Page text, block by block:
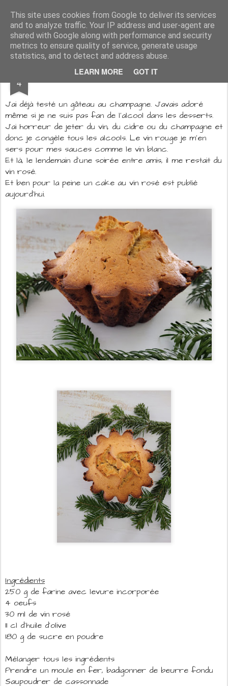
This site uses cookies from Google to deliver its services
and to analyze traffic. Your IP address and user-agent are
shared with Google along with performance and security
metrics to ensure quality of service, generate usage
statistics, and to detect and address abuse.
LEARN MORE GOT IT
Aux papilles by Virginie
4 Cake au vin rosé
J'ai déjà testé un gâteau au champagne. J'avais adoré
même si je ne suis pas fan de l'alcool dans les desserts.
J'ai horreur de jeter du vin, du cidre ou du champagne et
donc je congèle tous les alcools. Le vin rouge je m'en
sers pour mes sauces comme le vin blanc.
Et là, le lendemain d'une soirée entre amis, il me restait du
vin rosé.
Et ben pour la peine un cake au vin rosé est publié
aujourd'hui.
Ingrédients
250 g de farine avec levure incorporée
4 oeufs
30 ml de vin rosé
11 cl d'huile d'olive
180 g de sucre en poudre
Mélanger tous les ingrédients
Prendre un moule en fer, badigonner de beurre fondu
Saupoudrer de cassonnade